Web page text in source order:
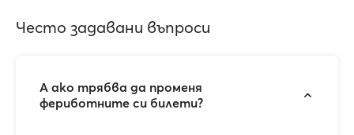
Често задавани въпроси
А ако трябва да променя
фериботните си билети?